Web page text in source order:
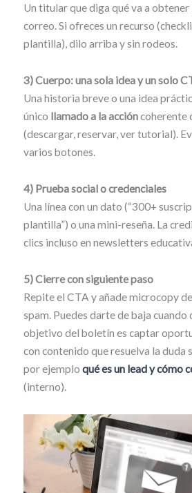
Un titular que diga qué va a obtener
correo. Si ofreces un recurso
plantilla), dilo arriba y sin rodeos.
3) Cuerpo: una sola idea y un solo
Una historia breve o una idea
único llamado a la accióncoherente
(descargar, reservar, ver tutorial).
varios botones.
4) Prueba social o credenciales
Una línea con un dato (“300+
plantilla”) o una mini-reseña. La
clics incluso en newsletters
5) Cierre con siguiente paso
Repite el CTA y añade microcopy
spam. Puedes darte de baja cuando
objetivo del boletín es captar
con contenido que resuelva la duda
por ejemplo qué es un lead y cómo
(interno).